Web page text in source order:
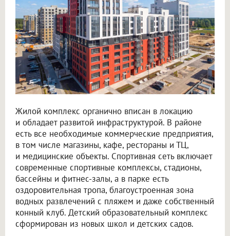
Жилой комплекс органично вписан в локацию
и обладает развитой инфраструктурой. В районе
есть все необходимые коммерческие предприятия,
в том числе магазины, кафе, рестораны и ТЦ,
и медицинские объекты. Спортивная сеть включает
современные спортивные комплексы, стадионы,
бассейны и фитнес-залы, а в парке есть
оздоровительная тропа, благоустроенная зона
водных развлечений с пляжем и даже собственный
конный клуб. Детский образовательный комплекс
сформирован из новых школ и детских садов.